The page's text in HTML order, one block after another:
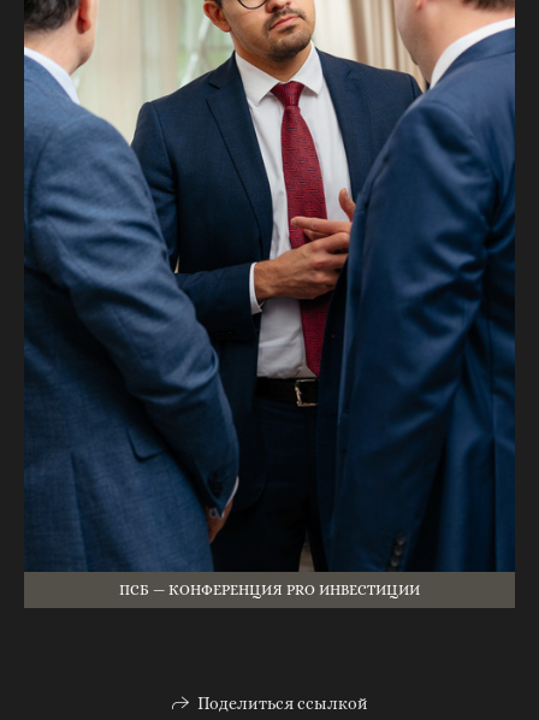
ПСБ — КОНФЕРЕНЦИЯ PRO ИНВЕСТИЦИИ
Поделиться ссылкой